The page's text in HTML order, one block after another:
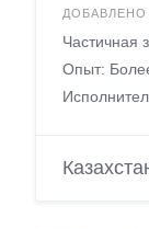
ДОБАВЛЕНО
Частичная
Опыт: